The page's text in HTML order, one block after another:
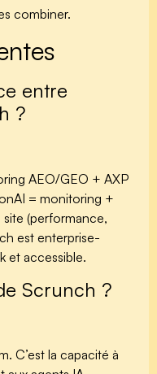
combiner.
entre
?
AEO/GEO + AXP
= monitoring +
(performance,
est enterprise-
et accessible.
Scrunch ?
C’est la capacité à